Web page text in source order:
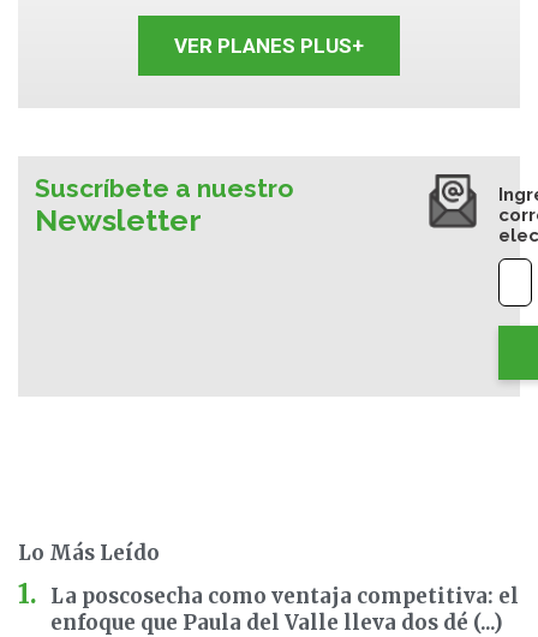
VER PLANES PLUS+
Suscríbete a nuestro
Newsletter
Lo Más Leído
La poscosecha como ventaja competitiva: el
enfoque que Paula del Valle lleva dos dé (...)